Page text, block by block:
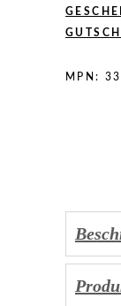
MPN: